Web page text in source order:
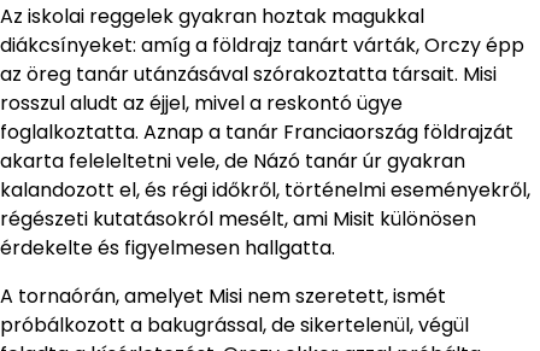
Az iskolai reggelek gyakran hoztak magukkal
diákcsínyeket: amíg a földrajz tanárt várták, Orczy épp
az öreg tanár utánzásával szórakoztatta társait. Misi
rosszul aludt az éjjel, mivel a reskontó ügye
foglalkoztatta. Aznap a tanár Franciaország földrajzát
akarta feleleltetni vele, de Názó tanár úr gyakran
kalandozott el, és régi időkről, történelmi eseményekről,
régészeti kutatásokról mesélt, ami Misit különösen
érdekelte és figyelmesen hallgatta.
A tornaórán, amelyet Misi nem szeretett, ismét
próbálkozott a bakugrással, de sikertelenül, végül